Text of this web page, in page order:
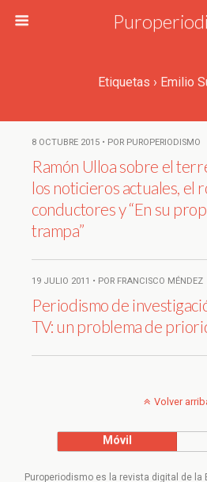
Etiquetas › Emilio
8 OCTUBRE 2015 • POR PUROPERIODISMO
Ramón Ulloa sobre el
los noticieros actuales, el
conductores y “En su
trampa”
19 JULIO 2011 • POR FRANCISCO MÉNDEZ
Periodismo de
TV: un problema de
Volver
Móvil
Puroperiodismo es la revista digital de la